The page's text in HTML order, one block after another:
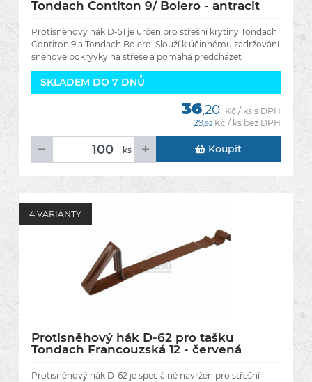
Tondach Contiton 9/ Bolero - antracit
Protisněhový hák D-51 je určen pro střešní krytiny Tondach
Contiton 9 a Tondach Bolero. Slouží k účinnému zadržování
sněhové pokrývky na střeše a pomáhá předcházet
SKLADEM DO 7 DNŮ
36,20 Kč / ks s DPH
29,92 Kč / ks bez DPH
ks Koupit
4 VARIANTY
Protisněhový hák D-62 pro tašku
Tondach Francouzská 12 - červená
Protisněhový hák D-62 je speciálně navržen pro střešní